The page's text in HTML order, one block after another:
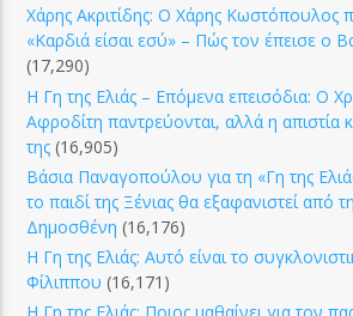
Χάρης Ακριτίδης: Ο Χάρης Κωστόπουλος
«Καρδιά είσαι εσύ» – Πώς τον έπεισε ο
(17,290)
Η Γη της Ελιάς – Επόμενα επεισόδια: Ο
Αφροδίτη παντρεύονται, αλλά η απιστία
της (16,905)
Βάσια Παναγοπούλου για τη «Γη της
το παιδί της Ξένιας θα εξαφανιστεί από
Δημοσθένη (16,176)
Η Γη της Ελιάς: Αυτό είναι το
Φίλιππου (16,171)